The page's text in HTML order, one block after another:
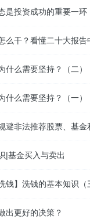
是投资成功的重要一环
么干？看懂二十大报告
什么需要坚持？（二）
什么需要坚持？（一）
避非法推荐股票、基金
|基金买入与卖出
洗钱】洗钱的基本知识（
出更好的决策？